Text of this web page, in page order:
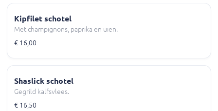
Kipfilet schotel
Met champignons, paprika en uien.
€ 16,00
Shaslick schotel
Gegrild kalfsvlees.
€ 16,50